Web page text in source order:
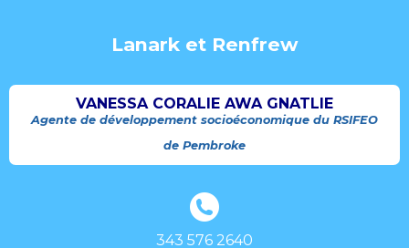
Lanark et Renfrew
VANESSA CORALIE AWA GNATLIE
Agente de développement socioéconomique du RSIFEO
de Pembroke
343 576 2640